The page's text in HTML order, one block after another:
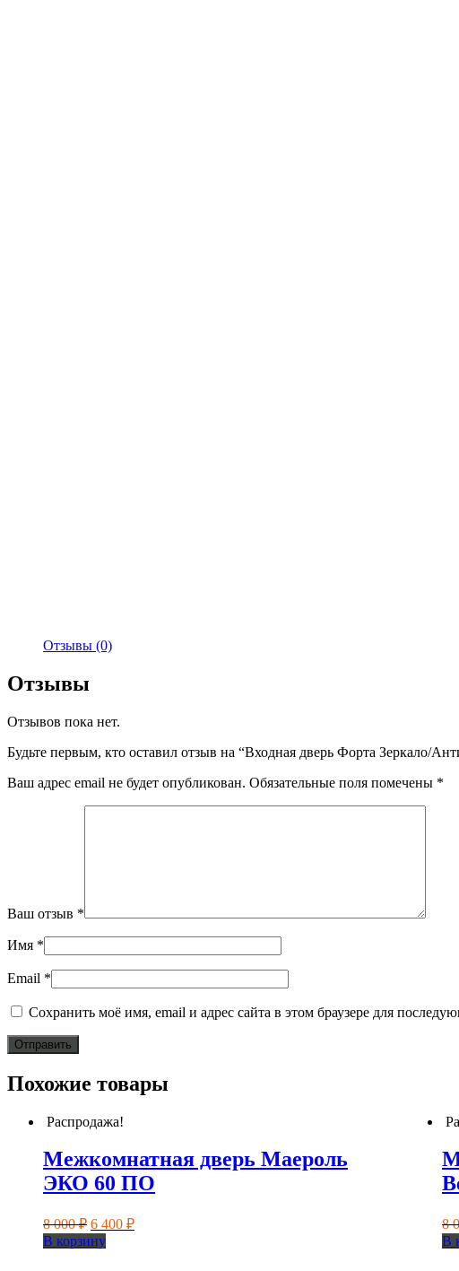
Отзывы (0)
Отзывы
Отзывов пока нет.
Будьте первым, кто оставил отзыв на “Входная дверь Форта Зеркало/
Ваш адрес email не будет опубликован. Обязательные поля помечены *
Ваш отзыв *
Имя *
Email *
Сохранить моё имя, email и адрес сайта в этом браузере для
Похожие товары
Распродажа!
Межкомнатная дверь Маероль
ЭКО 60 ПО
8 000₽ Первоначальная
цена
составляла
6 400 ₽Текущая
В корзину
8
В